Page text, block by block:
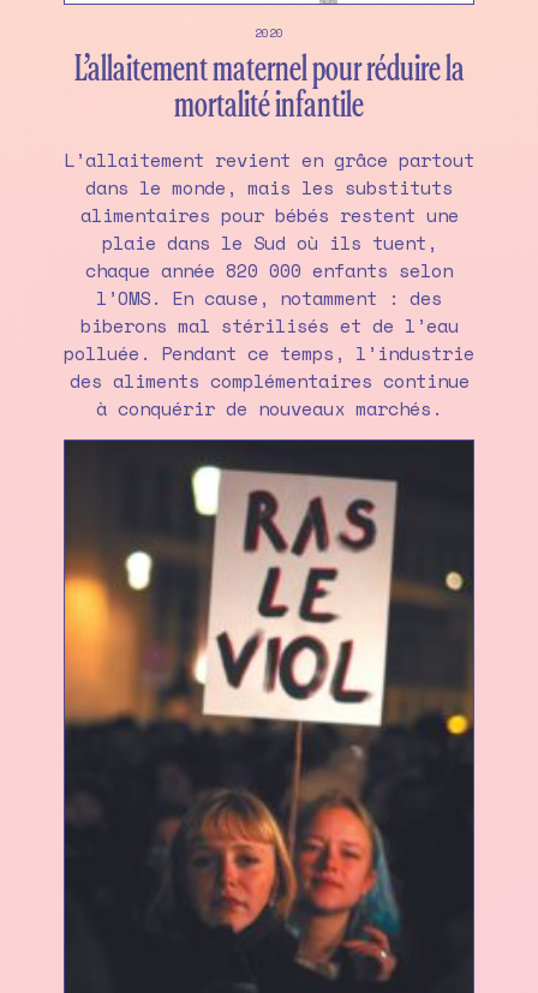
2020
L’allaitement maternel pour réduire la
mortalité infantile
L’allaitement revient en grâce partout
dans le monde, mais les substituts
alimentaires pour bébés restent une
plaie dans le Sud où ils tuent,
chaque année 820 000 enfants selon
l’OMS. En cause, notamment : des
biberons mal stérilisés et de l’eau
polluée. Pendant ce temps, l’industrie
des aliments complémentaires continue
à conquérir de nouveaux marchés.